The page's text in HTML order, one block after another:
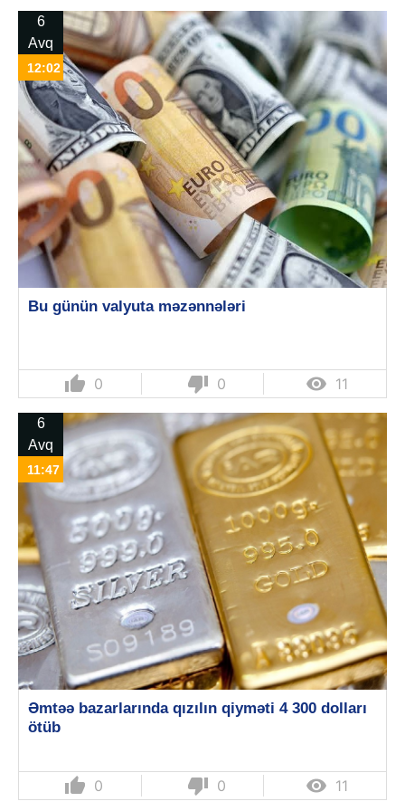
6
Avq
12:02
Bu günün valyuta məzənnələri
thumb_up 0 thumb_down 0  11
6
Avq
11:47
Əmtəə bazarlarında qızılın qiyməti 4 300 dolları
ötüb
thumb_up 0 thumb_down 0  11